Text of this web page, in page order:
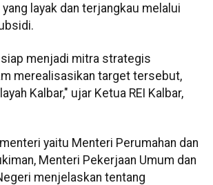
layak dan terjangkau melalui
siap menjadi mitra strategis
merealisasikan target tersebut,
Kalbar," ujar Ketua REI Kalbar,
yaitu Menteri Perumahan dan
Menteri Pekerjaan Umum dan
menjelaskan tentang